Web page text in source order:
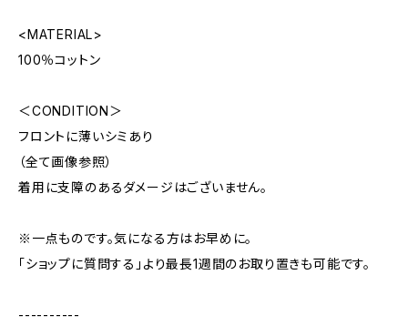
<MATERIAL>
100％コットン
＜CONDITION＞
フロントに薄いシミあり
（全て画像参照）
着用に支障のあるダメージはございません。
※一点ものです。気になる方はお早めに。
「ショップに質問する」より最長1週間のお取り置きも可能です。
----------